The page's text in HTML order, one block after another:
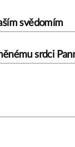
svědomím
srdci